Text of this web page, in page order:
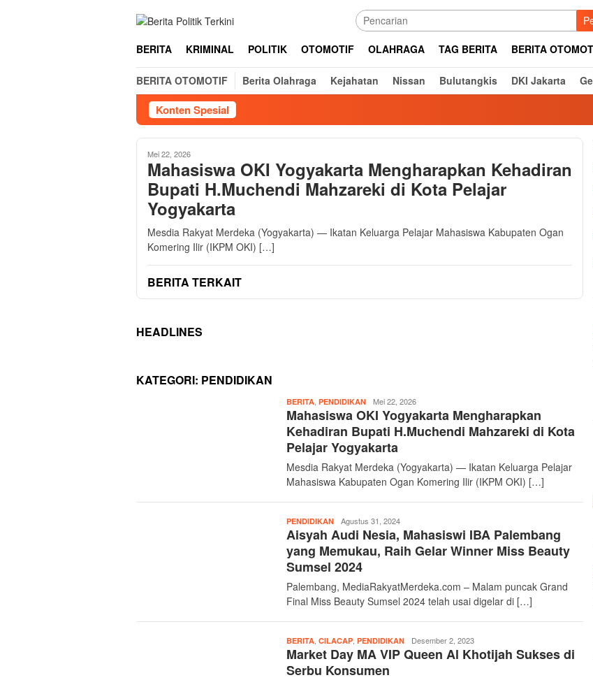
BERITA KRIMINAL POLITIK OTOMOTIF OLAHRAGA TAG BERITA BERITA
BERITA OTOMOTIF Berita Olahraga Kejahatan Nissan Bulutangkis DKI Jakarta
Konten Spesial
Mei 22, 2026
Mahasiswa OKI Yogyakarta Mengharapkan Kehadiran
Bupati H.Muchendi Mahzareki di Kota Pelajar
Yogyakarta
Mesdia Rakyat Merdeka (Yogyakarta) — Ikatan Keluarga Pelajar Mahasiswa Kabupaten Ogan
Komering Ilir (IKPM OKI) […]
BERITA TERKAIT
HEADLINES
KATEGORI: PENDIDIKAN
BERITA PENDIDIKAN Merdeka17
Mei 22, 2026
Mahasiswa OKI Yogyakarta Mengharapkan
Kehadiran Bupati H.Muchendi Mahzareki di Kota
Pelajar Yogyakarta
Mesdia Rakyat Merdeka (Yogyakarta) — Ikatan Keluarga Pelajar
Mahasiswa Kabupaten Ogan Komering Ilir (IKPM OKI) […]
PENDIDIKAN Merdeka17
Agustus 31, 2024
Aisyah Audi Nesia, Mahasiswi IBA Palembang
yang Memukau, Raih Gelar Winner Miss Beauty
Sumsel 2024
Palembang, MediaRakyatMerdeka.com – Malam puncak Grand
Final Miss Beauty Sumsel 2024 telah usai digelar di […]
BERITA CILACAP PENDIDIKAN Merdeka17
Desember 2, 2023
Market Day MA VIP Queen Al Khotijah Sukses di
Serbu Konsumen